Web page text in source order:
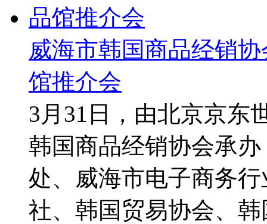
威海市韩国商品经销
馆推介会
3月31日，由北京京东
韩国商品经销协会承
处、威海市电子商务
社、韩国贸易协会、